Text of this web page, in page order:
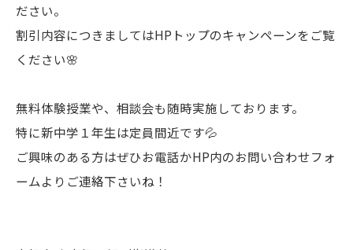
ださい。
割引内容につきましてはHPトップのキャンペーンをご覧
ください🌸
無料体験授業や、相談会も随時実施しております。
特に新中学１年生は定員間近です💦
ご興味のある方はぜひお電話かHP内のお問い合わせフォ
ームよりご連絡下さいね！